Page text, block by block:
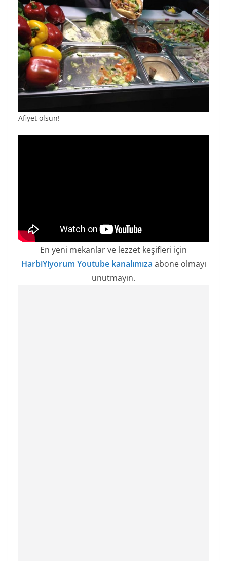
Afiyet olsun!
En yeni mekanlar ve lezzet keşifleri için
HarbiYiyorum Youtube kanalımıza abone olmayı
unutmayın.